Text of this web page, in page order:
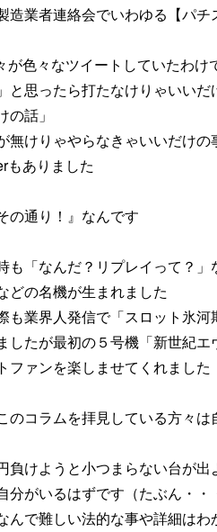
造業者連絡会でいわゆる【パ
が色々なツイートしていたわけ
と思ったら打たなけりゃいい
話」
無けりゃやらなきゃいいだけ
もありました
の通り！』なんです
も「なんだ？リプレイって？
どの名機が生まれました
も業界人発信で「スロット氷
したが最初の５号機「新世紀
ファンを楽しませてくれました
のコラムを拝見している方々
負けようと小つまらない台が
がいるはずです（たぶん・・
んで難しい法的な事や詳細はわ